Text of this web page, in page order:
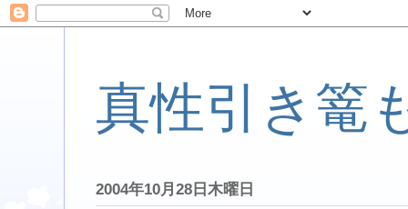
真性引き篭
2004年10月28日木曜日